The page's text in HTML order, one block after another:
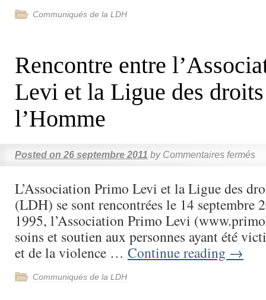
Communiqués de la LDH
Rencontre entre
Levi et la Ligue des
l’Homme
Posted on 26 septembre 2011 by Commentaires fermés
L’Association Primo Levi et la Ligue des
(LDH) se sont rencontrées le 14 septembre
1995, l’Association Primo Levi
soins et soutien aux personnes ayant été
et de la violence … Continue reading →
Communiqués de la LDH